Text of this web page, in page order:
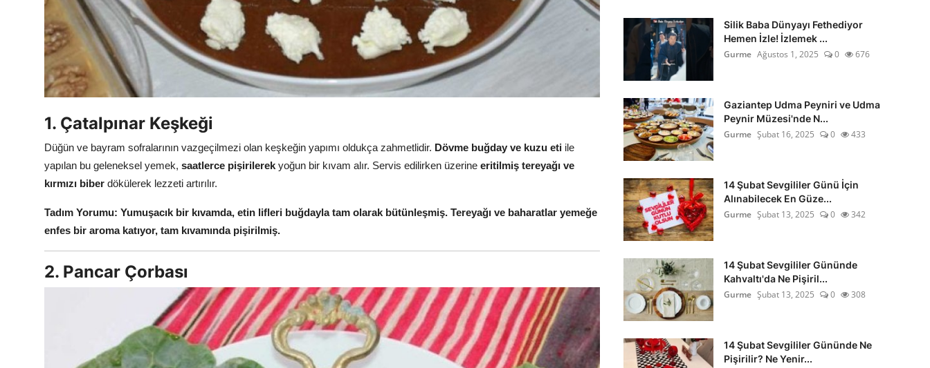
Anne & Bebek Beslenmesi
Mutfak Sırları & Teknikler
Gıda Sözlüğü & Nedir?
Yemek Tarifleri & Menüler
1. Çatalpınar Keşkeği
Düğün ve bayram sofralarının vazgeçilmezi olan keşkeğin yapımı oldukça zahmetlidir. Dövme buğday ve kuzu eti ile
yapılan bu geleneksel yemek, saatlerce pişirilerek yoğun bir kıvam alır. Servis edilirken üzerine eritilmiş tereyağı ve
kırmızı biber dökülerek lezzeti artırılır.
Tadım Yorumu: Yumuşacık bir kıvamda, etin lifleri buğdayla tam olarak bütünleşmiş. Tereyağı ve baharatlar yemeğe
enfes bir aroma katıyor, tam kıvamında pişirilmiş.
2. Pancar Çorbası
Silik Baba Dünyayı Fethediyor
Hemen İzle! İzlemek ...
Gurme Ağustos 1, 2025 0 676
Gaziantep Udma Peyniri ve Udma
Peynir Müzesi'nde N...
Gurme Şubat 16, 2025 0 433
14 Şubat Sevgililer Günü İçin
Alınabilecek En Güze...
Gurme Şubat 13, 2025 0 342
14 Şubat Sevgililer Gününde
Kahvaltı'da Ne Pişiril...
Gurme Şubat 13, 2025 0 308
14 Şubat Sevgililer Gününde Ne
Pişirilir? Ne Yenir...